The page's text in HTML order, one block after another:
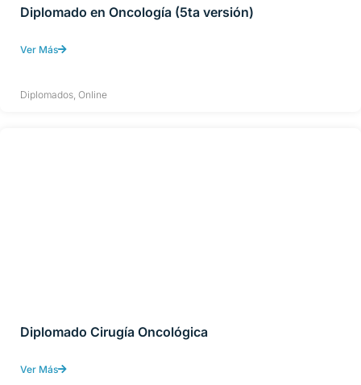
Diplomado en Oncología (5ta versión)
Ver Más
Diplomados, Online
Diplomado Cirugía Oncológica
Ver Más